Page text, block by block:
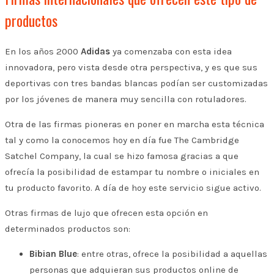
productos
En los años 2000 Adidas ya comenzaba con esta idea
innovadora, pero vista desde otra perspectiva, y es que sus
deportivas con tres bandas blancas podían ser customizadas
por los jóvenes de manera muy sencilla con rotuladores.
Otra de las firmas pioneras en poner en marcha esta técnica
tal y como la conocemos hoy en día fue The Cambridge
Satchel Company, la cual se hizo famosa gracias a que
ofrecía la posibilidad de estampar tu nombre o iniciales en
tu producto favorito. A día de hoy este servicio sigue activo.
Otras firmas de lujo que ofrecen esta opción en
determinados productos son:
Bibian Blue: entre otras, ofrece la posibilidad a aquellas
personas que adquieran sus productos online de